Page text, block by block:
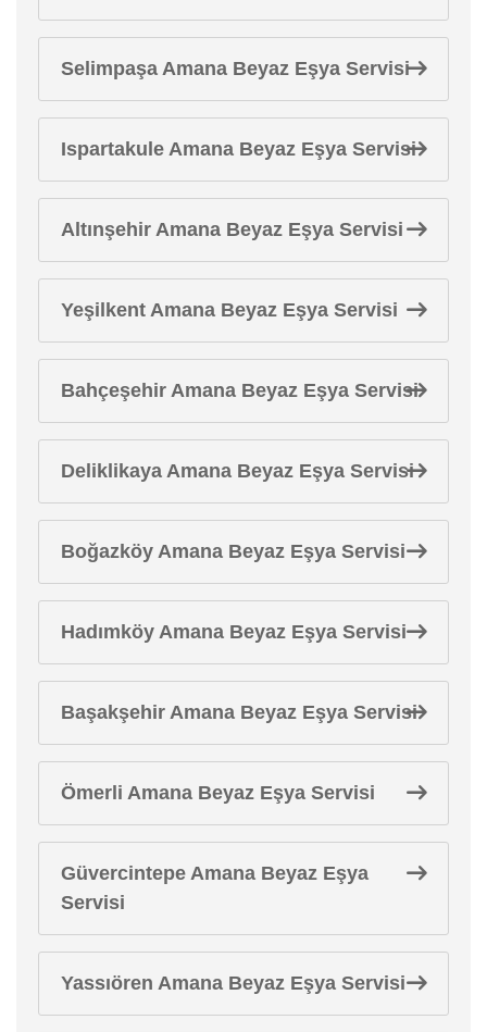
Selimpaşa Amana Beyaz Eşya Servisi
Ispartakule Amana Beyaz Eşya Servisi
Altınşehir Amana Beyaz Eşya Servisi
Yeşilkent Amana Beyaz Eşya Servisi
Bahçeşehir Amana Beyaz Eşya Servisi
Deliklikaya Amana Beyaz Eşya Servisi
Boğazköy Amana Beyaz Eşya Servisi
Hadımköy Amana Beyaz Eşya Servisi
Başakşehir Amana Beyaz Eşya Servisi
Ömerli Amana Beyaz Eşya Servisi
Güvercintepe Amana Beyaz Eşya
Servisi
Yassıören Amana Beyaz Eşya Servisi